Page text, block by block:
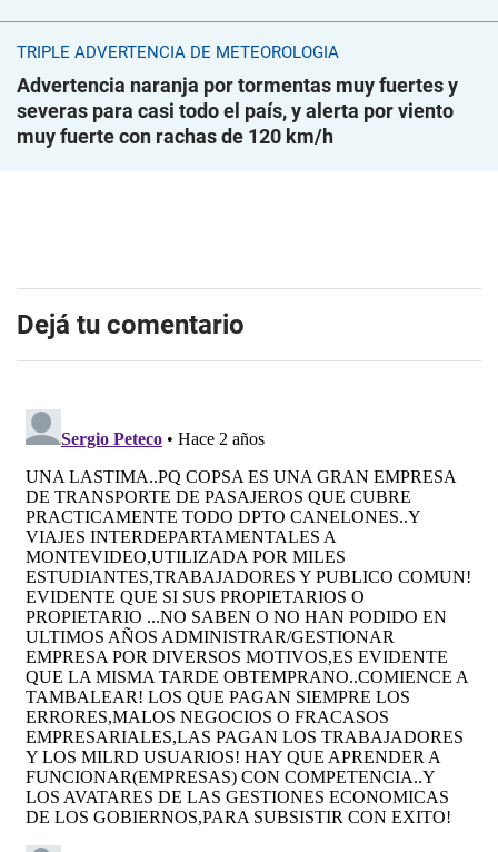
TRIPLE ADVERTENCIA DE METEOROLOGÍA
Advertencia naranja por tormentas muy fuertes y
severas para casi todo el país, y alerta por viento
muy fuerte con rachas de 120 km/h
Dejá tu comentario